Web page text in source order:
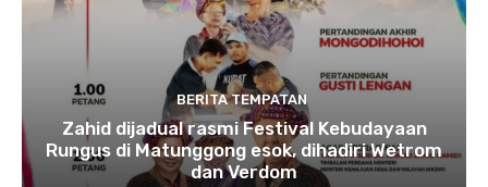
BERITA TEMPATAN
Zahid dijadual rasmi Festival Kebudayaan
Rungus di Matunggong esok, dihadiri Wetrom
dan Verdom